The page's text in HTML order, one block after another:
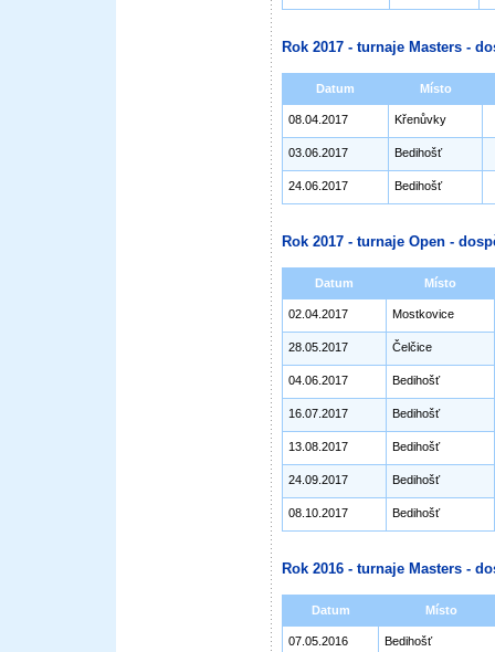
Rok 2017 - turnaje Masters -
Datum Místo
08.04.2017 Křenůvky
03.06.2017 Bedihošť
24.06.2017 Bedihošť
Rok 2017 - turnaje Open -
Datum Místo
02.04.2017 Mostkovice
28.05.2017 Čelčice
04.06.2017 Bedihošť
16.07.2017 Bedihošť
13.08.2017 Bedihošť
24.09.2017 Bedihošť
08.10.2017 Bedihošť
Rok 2016 - turnaje Masters -
Datum Místo
07.05.2016 Bedihošť